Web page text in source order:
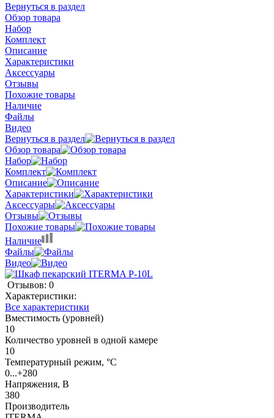
Вернуться в раздел
Обзор товара
Набор
Комплект
Описание
Характеристики
Аксессуары
Отзывы
Похожие товары
Наличие
Файлы
Видео
Вернуться в раздел
Обзор товара
Набор
Комплект
Описание
Характеристики
Аксессуары
Отзывы
Похожие товары
Наличие
Файлы
Видео
Отзывов: 0
Характеристики:
Все характеристики
Вместимость (уровней)
10
Количество уровней в одной камере
10
Температурный режим, °C
0...+280
Напряжения, В
380
Производитель